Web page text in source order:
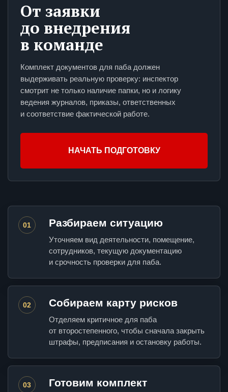
От заявки
до внедрения
в команде
Комплект документов для паба должен
выдерживать реальную проверку: инспектор
смотрит не только наличие папки, но и логику
ведения журналов, приказы, ответственных
и соответствие фактической работе.
НАЧАТЬ ПОДГОТОВКУ
01 Разбираем ситуацию
Уточняем вид деятельности, помещение,
сотрудников, текущую документацию
и срочность проверки для паба.
02 Собираем карту рисков
Отделяем критичное для паба
от второстепенного, чтобы сначала закрыть
штрафы, предписания и остановку работы.
03 Готовим комплект